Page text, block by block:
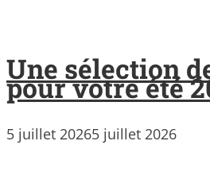
Une sélection
pour votre été
5 juillet 20265 juillet 2026